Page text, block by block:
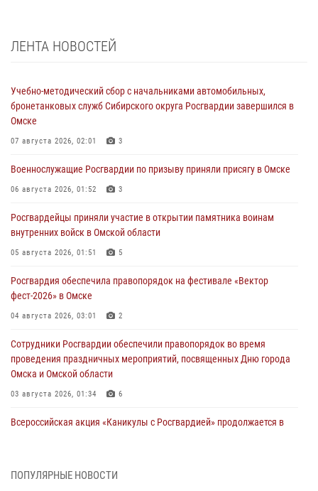
ЛЕНТА НОВОСТЕЙ
Учебно-методический сбор с начальниками автомобильных,
бронетанковых служб Сибирского округа Росгвардии завершился в
Омске
07 августа 2026, 02:01 3
Военнослужащие Росгвардии по призыву приняли присягу в Омске
06 августа 2026, 01:52 3
Росгвардейцы приняли участие в открытии памятника воинам
внутренних войск в Омской области
05 августа 2026, 01:51 5
Росгвардия обеспечила правопорядок на фестивале «Вектор
фест-2026» в Омске
04 августа 2026, 03:01 2
Сотрудники Росгвардии обеспечили правопорядок во время
проведения праздничных мероприятий, посвященных Дню города
Омска и Омской области
03 августа 2026, 01:34 6
Всероссийская акция «Каникулы с Росгвардией» продолжается в
ПОПУЛЯРНЫЕ НОВОСТИ